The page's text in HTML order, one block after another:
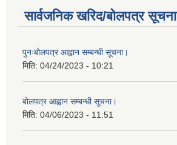
सार्वजनिक खरिद/बोलपत्र सूचना
पुनःबोलपत्र आह्वान सम्बन्धी सूचना।
मिति: 04/24/2023 - 10:21
बोलपत्र आह्वान सम्बन्धी सूचना।
मिति: 04/06/2023 - 11:51